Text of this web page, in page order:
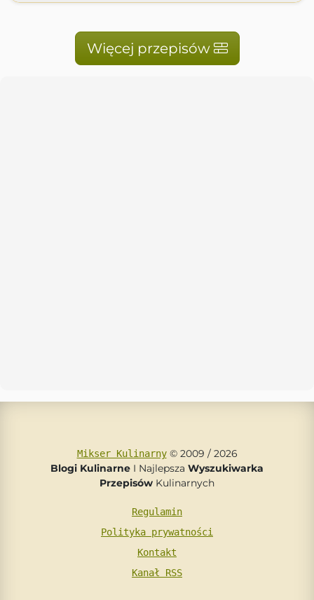
Więcej przepisów
Mikser Kulinarny© 2009 / 2026
Blogi Kulinarne I Najlepsza Wyszukiwarka
Przepisów Kulinarnych
Regulamin
Polityka prywatności
Kontakt
Kanał RSS